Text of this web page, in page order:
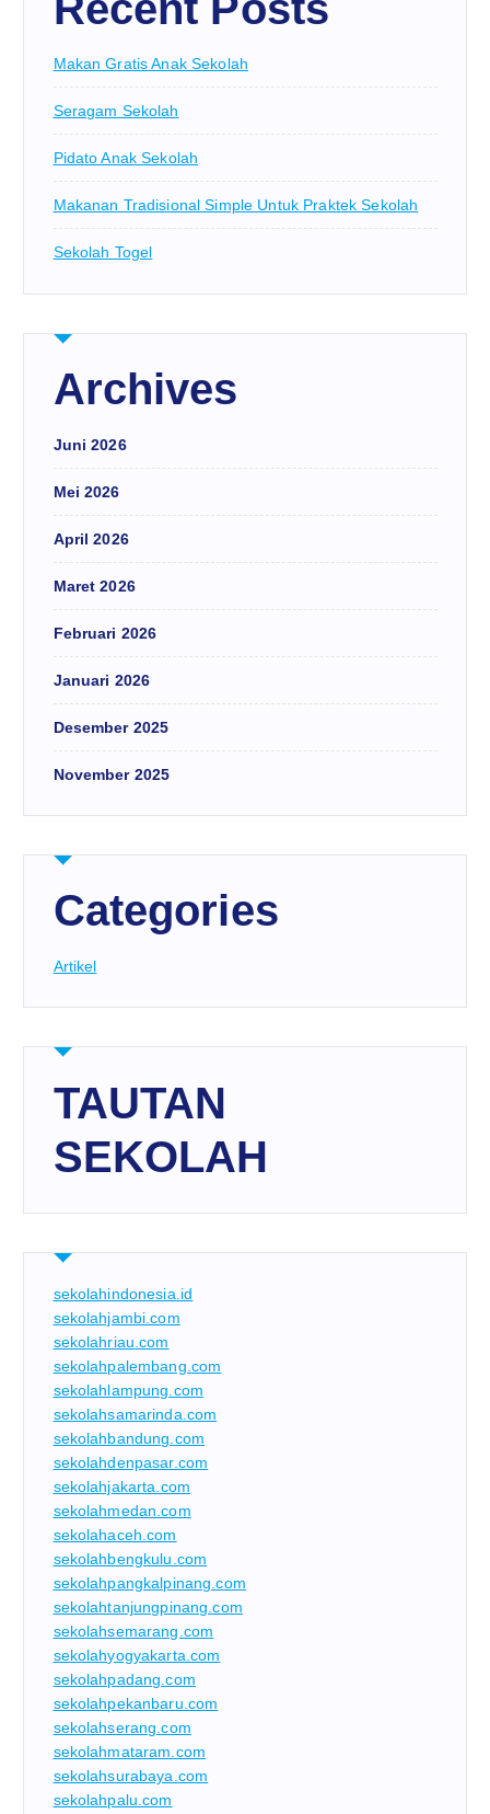
Makan Gratis Anak Sekolah
Seragam Sekolah
Pidato Anak Sekolah
Makanan Tradisional Simple Untuk Praktek Sekolah
Sekolah Togel
Archives
Juni 2026
Mei 2026
April 2026
Maret 2026
Februari 2026
Januari 2026
Desember 2025
November 2025
Categories
Artikel
TAUTAN
SEKOLAH
sekolahindonesia.id
sekolahjambi.com
sekolahriau.com
sekolahpalembang.com
sekolahlampung.com
sekolahsamarinda.com
sekolahbandung.com
sekolahdenpasar.com
sekolahjakarta.com
sekolahmedan.com
sekolahaceh.com
sekolahbengkulu.com
sekolahpangkalpinang.com
sekolahtanjungpinang.com
sekolahsemarang.com
sekolahyogyakarta.com
sekolahpadang.com
sekolahpekanbaru.com
sekolahserang.com
sekolahmataram.com
sekolahsurabaya.com
sekolahpalu.com